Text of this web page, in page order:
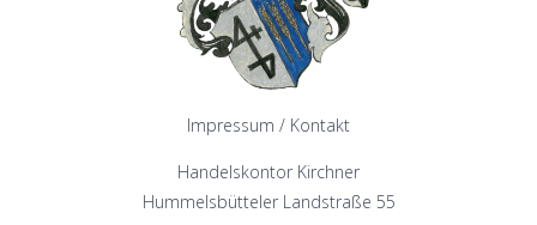
Impressum / Kontakt
Handelskontor Kirchner
Hummelsbütteler Landstraße 55